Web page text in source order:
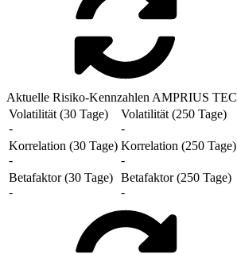
Aktuelle Risiko-Kennzahlen AMPRIUS
Volatilität (30 Tage)
-
Volatilität (250 Tage)
-
Korrelation (30 Tage)
-
Korrelation (250 Tage)
-
Betafaktor (30 Tage)
-
Betafaktor (250 Tage)
-